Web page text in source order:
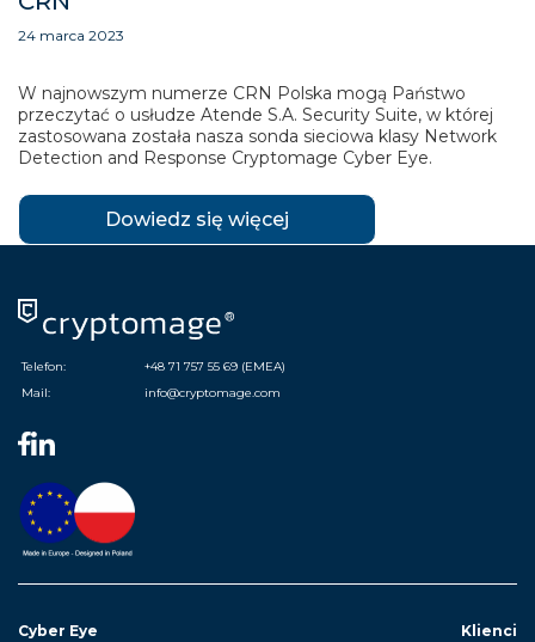
24 marca 2023
W najnowszym numerze CRN Polska mogą Państwo
przeczytać o usłudze Atende S.A. Security Suite, w której
zastosowana została nasza sonda sieciowa klasy Network
Detection and Response Cryptomage Cyber Eye.
Dowiedz się więcej
Telefon:
+48 71 757 55 69 (EMEA)
Mail:
info@cryptomage.com
Cyber Eye Klienci